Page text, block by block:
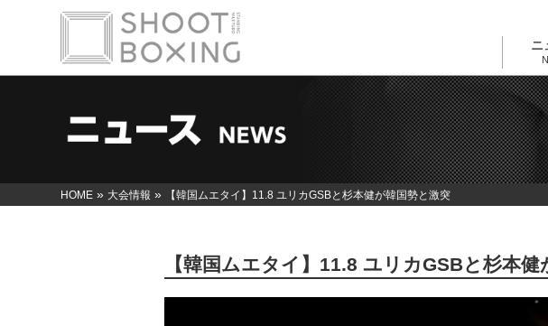
ニ
HOME » 大会情報 » 【韓国ムエタイ】11.8 ユリカGSBと杉本健が韓国勢と激突
【韓国ムエタイ】11.8 ユリカGSBと杉本